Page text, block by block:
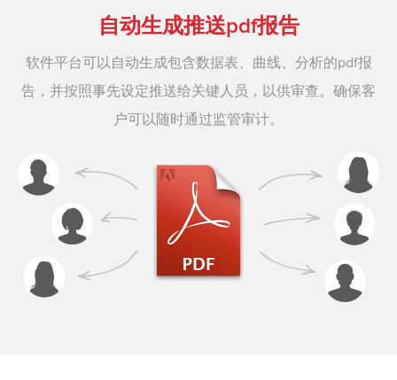
自动生成推送pdf报告
软件平台可以自动生成包含数据表、曲线、分析的pdf报
告，并按照事先设定推送给关键人员，以供审查。确保客
户可以随时通过监管审计。